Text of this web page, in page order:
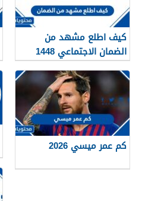
كيف اطلع مشهد من
الضمان الاجتماعي 1448
كم عمر ميسي 2026